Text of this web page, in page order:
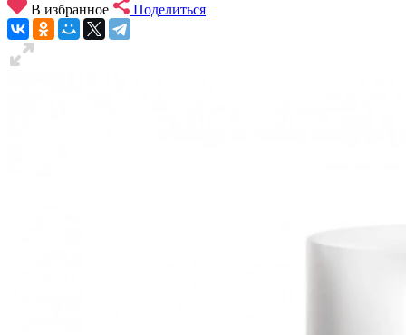
В избранное Поделиться